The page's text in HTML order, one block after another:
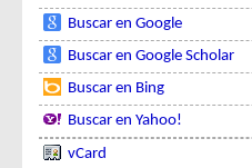
Buscar en Google
Buscar en Google Scholar
Buscar en Bing
Buscar en Yahoo!
vCard